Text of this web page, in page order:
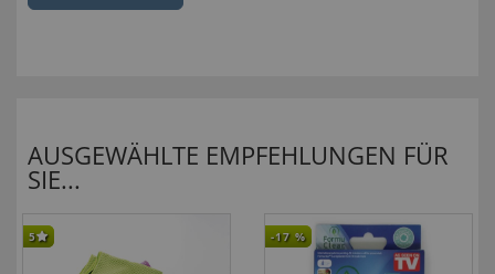
AUSGEWÄHLTE EMPFEHLUNGEN FÜR
SIE...
5 -17 %